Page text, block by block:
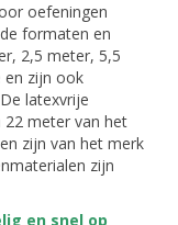
oefeningen
formaten en
2,5 meter, 5,5
en zijn ook
latexvrije
22 meter van het
zijn van het merk
zijn